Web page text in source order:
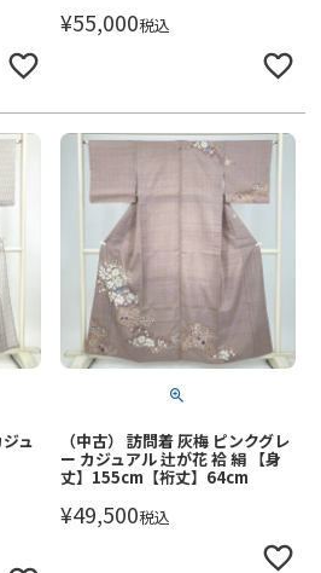
¥55,000税込
ュ （中古） 訪問着 灰梅 ピンクグレ
ー カジュアル 辻が花 袷 絹 【身
丈】155cm【裄丈】64cm
¥49,500税込